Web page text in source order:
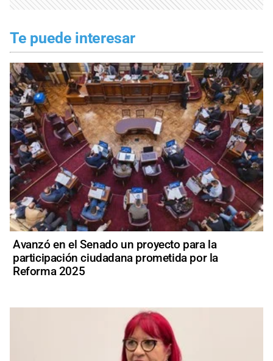
Te puede interesar
Avanzó en el Senado un proyecto para la
participación ciudadana prometida por la
Reforma 2025